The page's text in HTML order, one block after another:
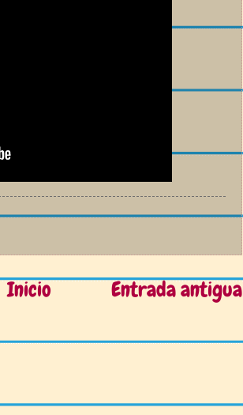
Entrada antigua
Inicio